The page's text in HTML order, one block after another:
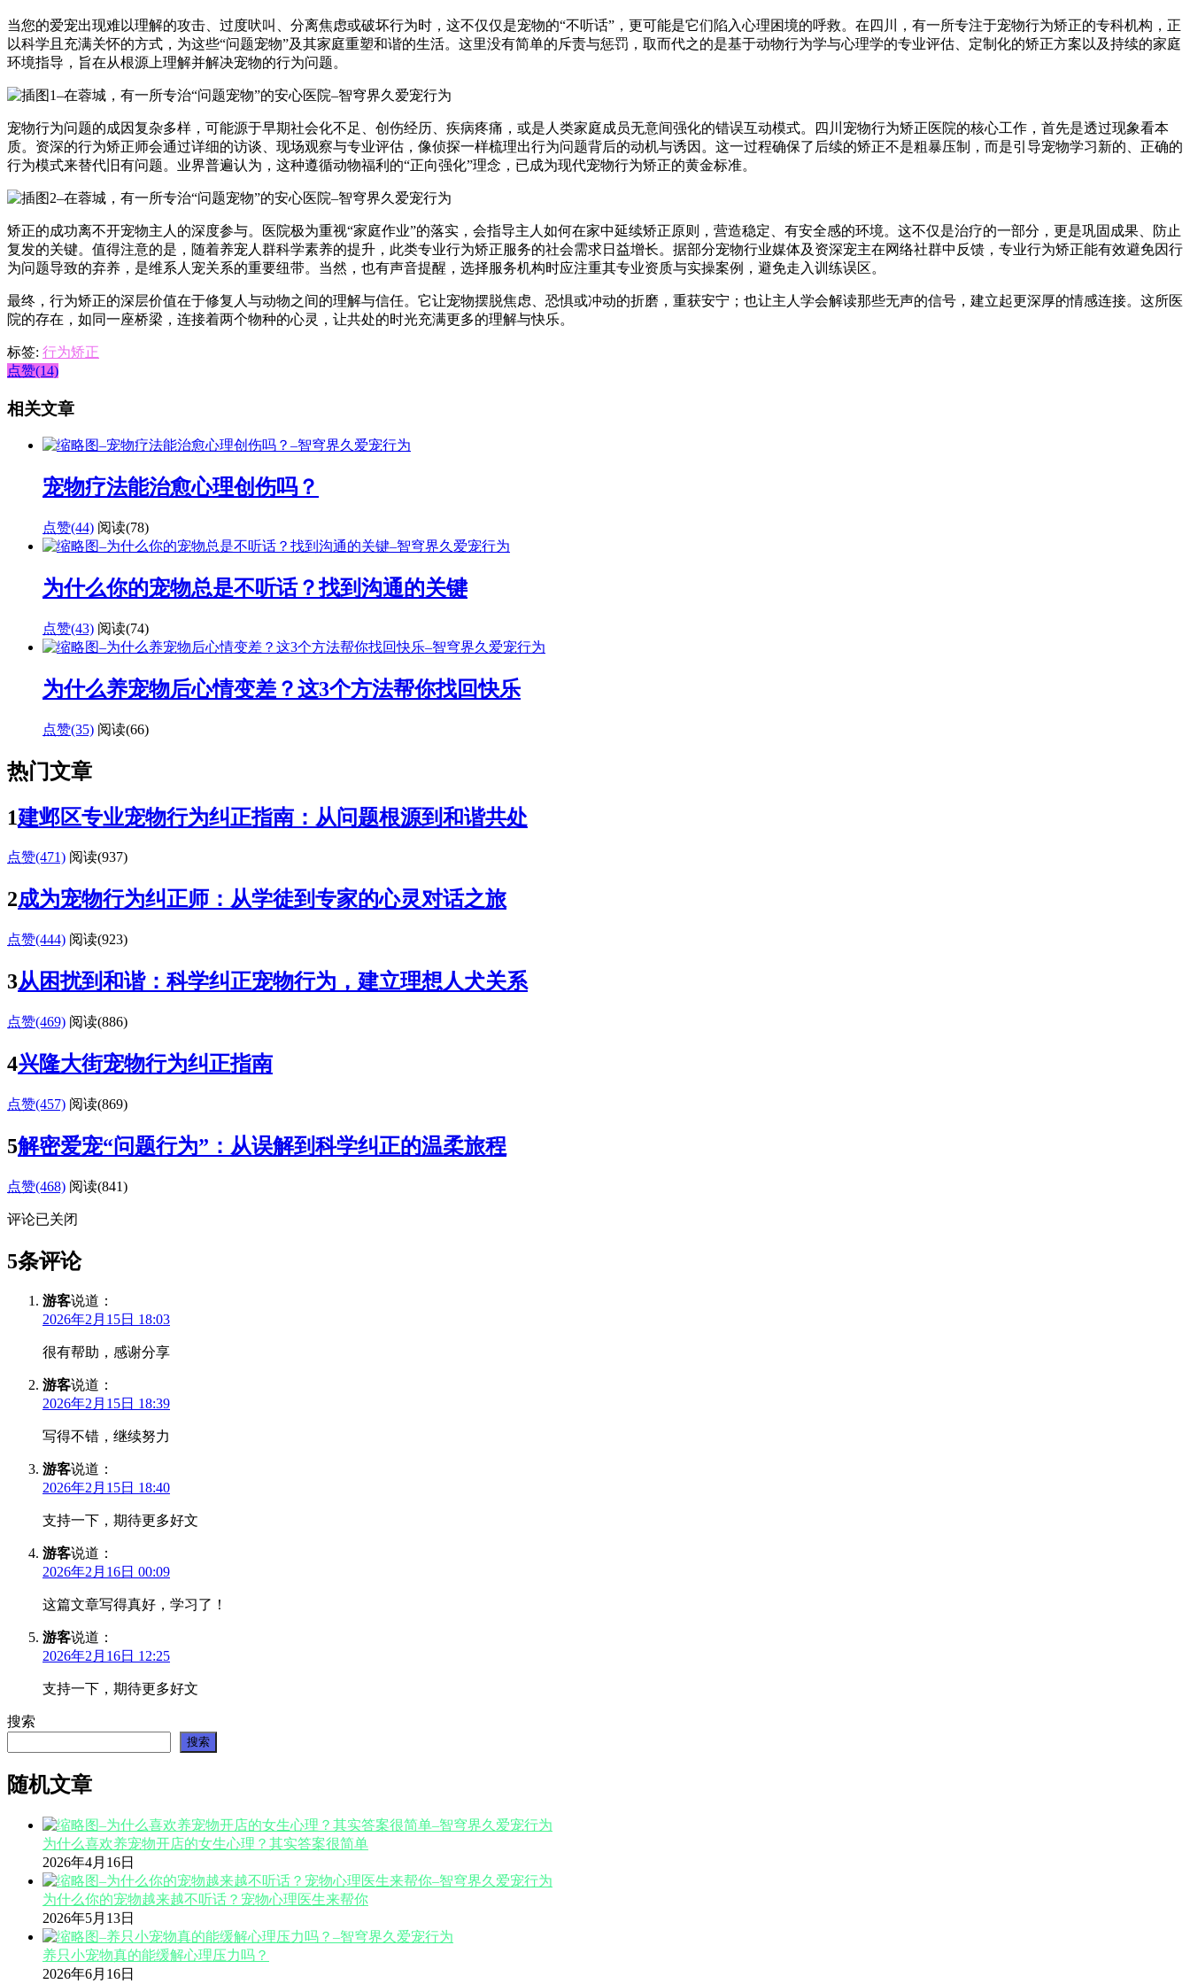
当您的爱宠出现难以理解的攻击、过度吠叫、分离焦虑或破坏行为时，这不仅仅是宠物的“不听话”，更可能是它们陷入心理困境的呼救。在四川，有一所专注于宠物行为矫正的专科机构，正
以科学且充满关怀的方式，为这些“问题宠物”及其家庭重塑和谐的生活。这里没有简单的斥责与惩罚，取而代之的是基于动物行为学与心理学的专业评估、定制化的矫正方案以及持续的家庭
环境指导，旨在从根源上理解并解决宠物的行为问题。
宠物行为问题的成因复杂多样，可能源于早期社会化不足、创伤经历、疾病疼痛，或是人类家庭成员无意间强化的错误互动模式。四川宠物行为矫正医院的核心工作，首先是透过现象看本
质。资深的行为矫正师会通过详细的访谈、现场观察与专业评估，像侦探一样梳理出行为问题背后的动机与诱因。这一过程确保了后续的矫正不是粗暴压制，而是引导宠物学习新的、正确的
行为模式来替代旧有问题。业界普遍认为，这种遵循动物福利的“正向强化”理念，已成为现代宠物行为矫正的黄金标准。
矫正的成功离不开宠物主人的深度参与。医院极为重视“家庭作业”的落实，会指导主人如何在家中延续矫正原则，营造稳定、有安全感的环境。这不仅是治疗的一部分，更是巩固成果、防止
复发的关键。值得注意的是，随着养宠人群科学素养的提升，此类专业行为矫正服务的社会需求日益增长。据部分宠物行业媒体及资深宠主在网络社群中反馈，专业行为矫正能有效避免因行
为问题导致的弃养，是维系人宠关系的重要纽带。当然，也有声音提醒，选择服务机构时应注重其专业资质与实操案例，避免走入训练误区。
最终，行为矫正的深层价值在于修复人与动物之间的理解与信任。它让宠物摆脱焦虑、恐惧或冲动的折磨，重获安宁；也让主人学会解读那些无声的信号，建立起更深厚的情感连接。这所医
院的存在，如同一座桥梁，连接着两个物种的心灵，让共处的时光充满更多的理解与快乐。
标签: 行为矫正
点赞(14)
相关文章
宠物疗法能治愈心理创伤吗？
点赞(44) 阅读(78)
为什么你的宠物总是不听话？找到沟通的关键
点赞(43) 阅读(74)
为什么养宠物后心情变差？这3个方法帮你找回快乐
点赞(35) 阅读(66)
热门文章
1建邺区专业宠物行为纠正指南：从问题根源到和谐共处
点赞(471) 阅读(937)
2成为宠物行为纠正师：从学徒到专家的心灵对话之旅
点赞(444) 阅读(923)
3从困扰到和谐：科学纠正宠物行为，建立理想人犬关系
点赞(469) 阅读(886)
4兴隆大街宠物行为纠正指南
点赞(457) 阅读(869)
5解密爱宠“问题行为”：从误解到科学纠正的温柔旅程
点赞(468) 阅读(841)
评论已关闭
5条评论
游客说道：
2026年2月15日 18:03
很有帮助，感谢分享
游客说道：
2026年2月15日 18:39
写得不错，继续努力
游客说道：
2026年2月15日 18:40
支持一下，期待更多好文
游客说道：
2026年2月16日 00:09
这篇文章写得真好，学习了！
游客说道：
2026年2月16日 12:25
支持一下，期待更多好文
搜索
搜索
随机文章
为什么喜欢养宠物开店的女生心理？其实答案很简单
2026年4月16日
为什么你的宠物越来越不听话？宠物心理医生来帮你
2026年5月13日
养只小宠物真的能缓解心理压力吗？
2026年6月16日